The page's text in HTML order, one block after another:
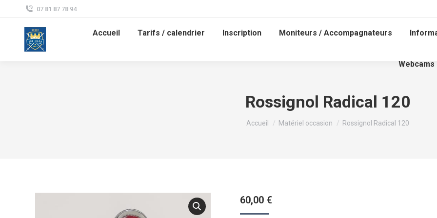
07 81 87 78 94
Accueil Tarifs / calendrier Inscription Moniteurs / Accompagnateurs
Webcams
Rossignol Radical 120
Vous êtes ici :
Accueil Matériel occasion Rossignol Radical 120
60,00 €